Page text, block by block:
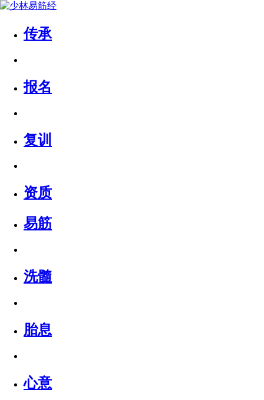
传承
报名
复训
资质
易筋
洗髓
胎息
心意